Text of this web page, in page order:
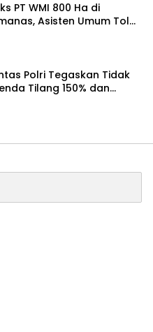
PT WMI 800 Ha di
Asisten Umum Tolak
Tantang Presiden
Polri Tegaskan Tidak
Tilang 150% dan